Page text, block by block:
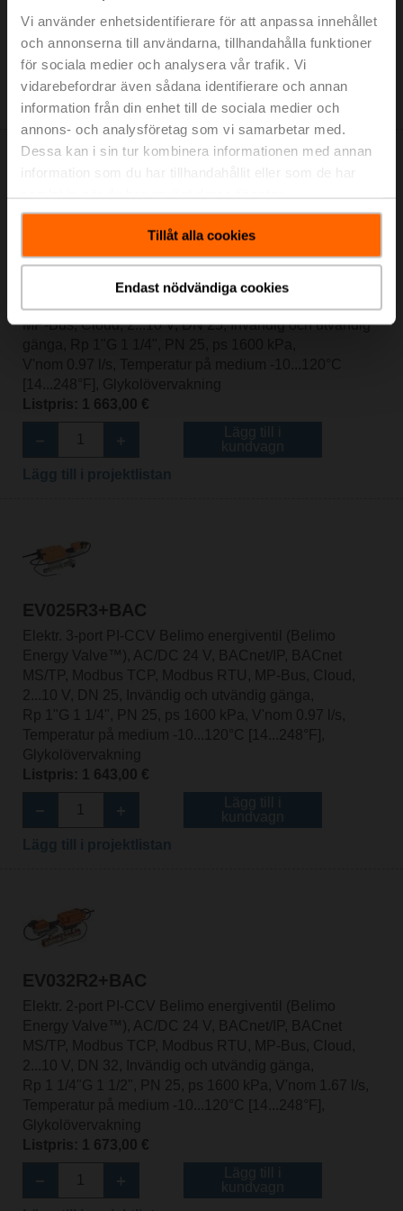
Vi använder enhetsidentifierare för att anpassa innehållet
och annonserna till användarna, tillhandahålla funktioner
för sociala medier och analysera vår trafik. Vi
vidarebefordrar även sådana identifierare och annan
information från din enhet till de sociala medier och
annons- och analysföretag som vi samarbetar med.
Dessa kan i sin tur kombinera informationen med annan
information som du har tillhandahållit eller som de har
Tillåt alla cookies
Endast nödvändiga cookies
Glykolövervakning
Listpris: 2 450,00 €
Lägg till i
Lägg till i projektlistan
Elektr. 2-port PI-CCV Belimo energiventil (Belimo
Energy Valve™) MID / EN 1434, AC/DC 24 V,
BACnet/IP, BACnet MS/TP, Modbus TCP, Modbus RTU,
MP-Bus, Cloud, 2...10 V, DN 25, Invändig och utvändig
[14...248°F], Glykolövervakning
Listpris: 1 663,00 €
EV025R3+BAC
Elektr. 3-port PI-CCV Belimo energiventil (Belimo
Energy Valve™), AC/DC 24 V, BACnet/IP, BACnet
MS/TP, Modbus TCP, Modbus RTU, MP-Bus, Cloud,
2...10 V, DN 25, Invändig och utvändig gänga,
Rp 1"G 1 1/4", PN 25, ps 1600 kPa, V'nom 0.97 l/s,
Temperatur på medium -10...120°C [14...248°F],
Glykolövervakning
Listpris: 1 643,00 €
EV032R2+BAC
Elektr. 2-port PI-CCV Belimo energiventil (Belimo
Energy Valve™), AC/DC 24 V, BACnet/IP, BACnet
MS/TP, Modbus TCP, Modbus RTU, MP-Bus, Cloud,
2...10 V, DN 32, Invändig och utvändig gänga,
Rp 1 1/4"G 1 1/2", PN 25, ps 1600 kPa, V'nom 1.67 l/s,
Temperatur på medium -10...120°C [14...248°F],
Glykolövervakning
Listpris: 1 673,00 €